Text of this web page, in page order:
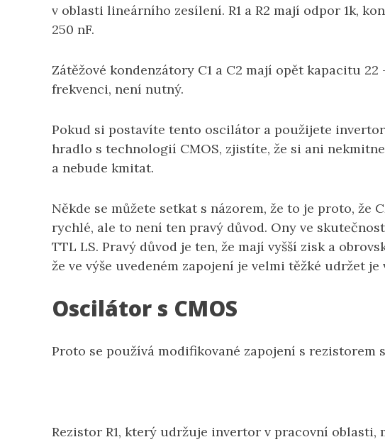
v oblasti lineárního zesílení. R1 a R2 mají odpor 1k,
250 nF.
Zátěžové kondenzátory C1 a C2 mají opět kapacitu
frekvenci, není nutný.
Pokud si postavíte tento oscilátor a použijete invertor
hradlo s technologií CMOS, zjistíte, že si ani
a nebude kmitat.
Někde se můžete setkat s názorem, že to je proto, že
rychlé, ale to není ten pravý důvod. Ony ve
TTL LS. Pravý důvod je ten, že mají vyšší zisk a
že ve výše uvedeném zapojení je velmi těžké udržet
Oscilátor s CMOS
Proto se používá modifikované zapojení s rezistorem
Rezistor R1, který udržuje invertor v pracovní oblasti,